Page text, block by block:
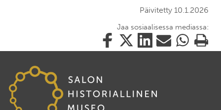
Päivitetty 10.1.2026
Jaa sosiaalisessa mediassa:
Jaa
tämä
Jaa
tämä
Jaa
tämä
Jaa
tämä
Jaa
tämä
Tulosta
tämä